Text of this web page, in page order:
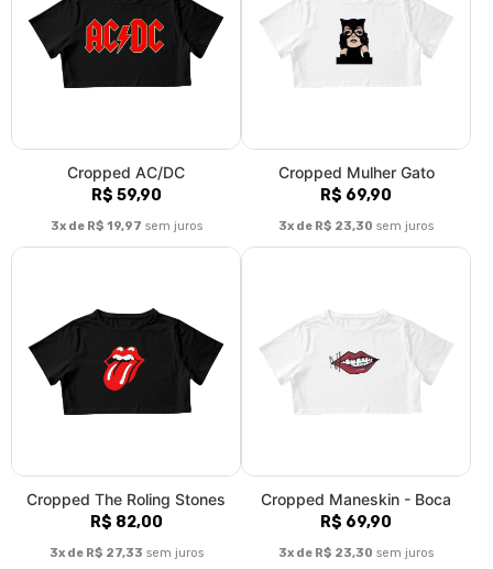
Cropped AC/DC
R$ 59,90
3x de R$ 19,97 sem juros
Cropped Mulher Gato
R$ 69,90
3x de R$ 23,30 sem juros
Cropped The Roling Stones
R$ 82,00
3x de R$ 27,33 sem juros
Cropped Maneskin - Boca
R$ 69,90
3x de R$ 23,30 sem juros